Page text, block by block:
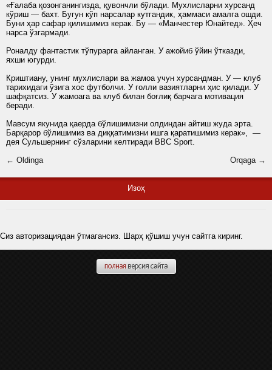
«Ғалаба қозонганингизда, қувончли бўлади. Мухлисларни хурсанд
кўриш — бахт. Бугун кўп нарсалар кутгандик, ҳаммаси амалга ошди.
Буни ҳар сафар қилишимиз керак. Бу — «Манчестер Юнайтед». Ҳеч
нарса ўзгармади.
Роналду фантастик тўпурарга айланган. У ажойиб ўйин ўтказди,
яхши югурди.
Криштиану, унинг мухлислари ва жамоа учун хурсандман. У — клуб
тарихидаги ўзига хос футболчи. У голли вазиятларни ҳис қилади. У
шафқатсиз. У жамоага ва клуб билан боғлиқ барчага мотивация
беради.
Мавсум якунида қаерда бўлишимизни олдиндан айтиш жуда эрта.
Барқарор бўлишимиз ва диққатимизни ишга қаратишимиз керак», —
дея Сульшернинг сўзларини келтиради ВВС Sport.
← Oldinga
Orqaga →
Изоҳ
Сиз авторизациядан ўтмагансиз. Шарҳ қўшиш учун сайтга киринг.